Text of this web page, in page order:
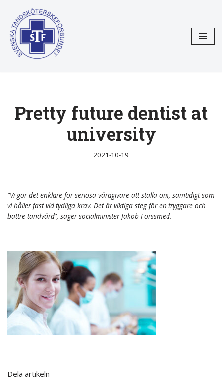
Hoppa
till
innehåll
Pretty future dentist at
university
2021-10-19
"Vi gör det enklare för seriösa vårdgivare att ställa om, samtidigt som
vi håller fast vid tydliga krav. Det är viktiga steg för en tryggare och
bättre tandvård", säger socialminister Jakob Forssmed.
Dela artikeln